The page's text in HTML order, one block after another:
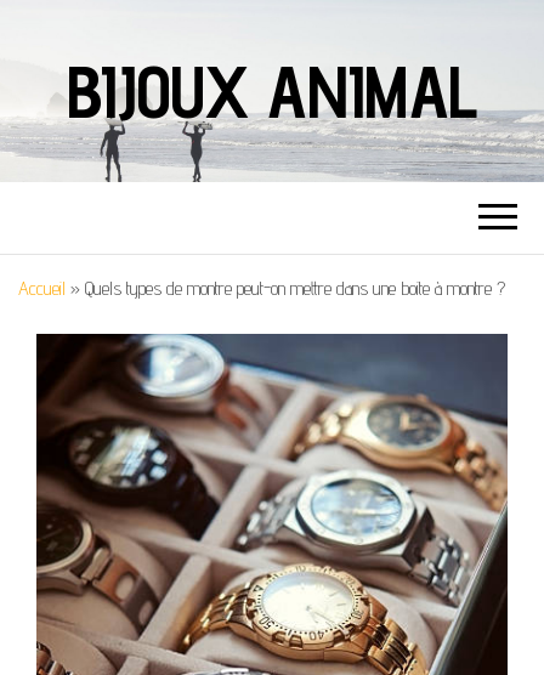
BIJOUX ANIMAL
Accueil » Quels types de montre peut-on mettre dans une boite à montre ?